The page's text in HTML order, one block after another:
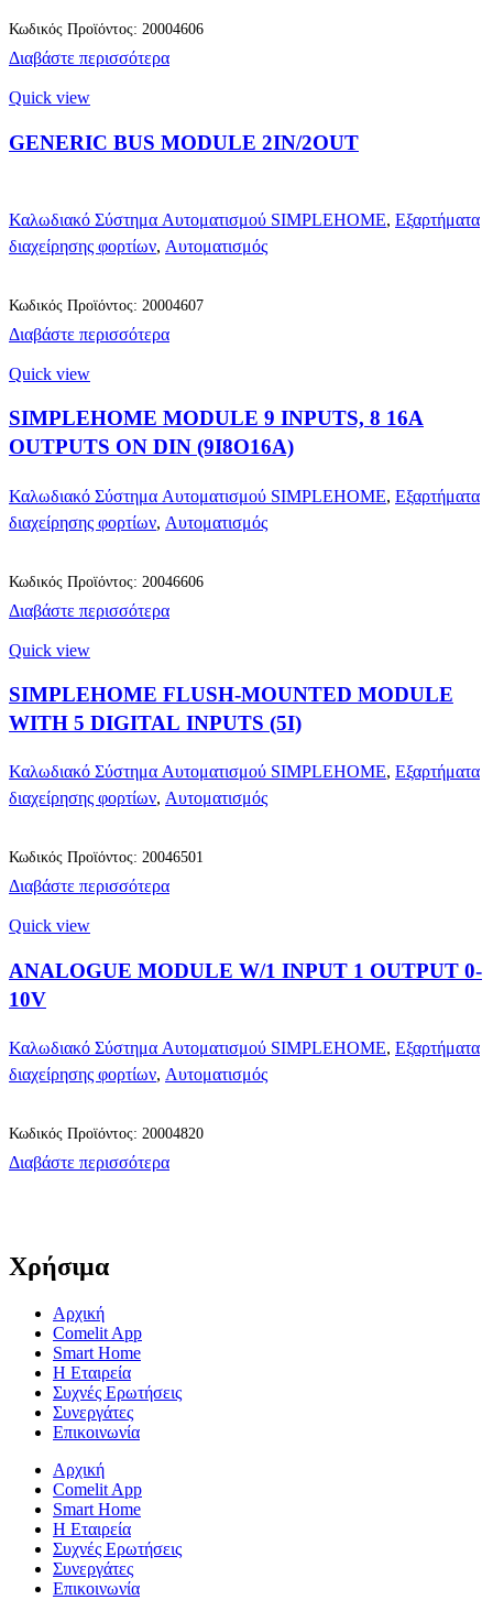
Διαβάστε περισσότερα
Κωδικός Προϊόντος: 20004606
Quick view
GENERIC BUS MODULE 2IN/2OUT
Καλωδιακό Σύστημα Αυτοματισμού SIMPLEHOME, Εξαρτήματα
διαχείρησης φορτίων, Αυτοματισμός
Διαβάστε περισσότερα
Κωδικός Προϊόντος: 20004607
Quick view
SIMPLEHOME MODULE 9 INPUTS, 8 16A
OUTPUTS ON DIN (9I8O16A)
Καλωδιακό Σύστημα Αυτοματισμού SIMPLEHOME, Εξαρτήματα
διαχείρησης φορτίων, Αυτοματισμός
Διαβάστε περισσότερα
Κωδικός Προϊόντος: 20046606
Quick view
SIMPLEHOME FLUSH-MOUNTED MODULE
WITH 5 DIGITAL INPUTS (5I)
Καλωδιακό Σύστημα Αυτοματισμού SIMPLEHOME, Εξαρτήματα
διαχείρησης φορτίων, Αυτοματισμός
Διαβάστε περισσότερα
Κωδικός Προϊόντος: 20046501
Quick view
ANALOGUE MODULE W/1 INPUT 1 OUTPUT 0-
10V
Καλωδιακό Σύστημα Αυτοματισμού SIMPLEHOME, Εξαρτήματα
διαχείρησης φορτίων, Αυτοματισμός
Διαβάστε περισσότερα
Κωδικός Προϊόντος: 20004820
Χρήσιμα
Αρχική
Comelit App
Smart Home
Η Εταιρεία
Συχνές Ερωτήσεις
Συνεργάτες
Επικοινωνία
Αρχική
Comelit App
Smart Home
Η Εταιρεία
Συχνές Ερωτήσεις
Συνεργάτες
Επικοινωνία